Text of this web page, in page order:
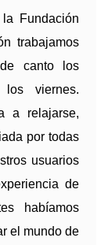
Fundación
trabajamos
canto los
viernes.
a relajarse,
por todas
usuarios
de
habíamos
el mundo de